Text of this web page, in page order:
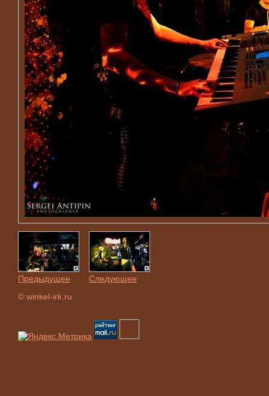
Предыдущее
Следующее
© winkel-irk.ru